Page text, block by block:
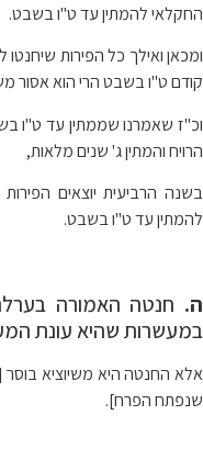
החקלאי להמתין עד ט"ו בשבט.
ומכאן ואילך כל הפירות
קודם ט"ו בשבט הרי הוא אסור
וכ"ז שאמרנו שממתין עד ט"ו
הרויח והמתין ג' שנים מלאות,
בשנה הרביעית יוצאים
להמתין עד ט"ו בשבט.
ה. חנטה האמורה
במעשרות שהיא עונת
אלא החנטה היא משיוציא
שנפתח הפרח].